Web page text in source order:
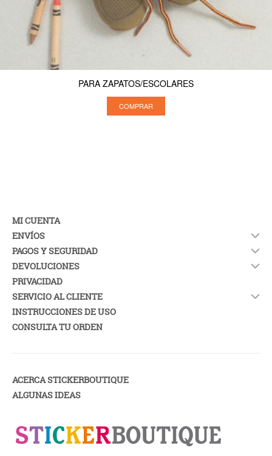
PARA ZAPATOS/ESCOLARES
COMPRAR
MI CUENTA
ENVÍOS
PAGOS Y SEGURIDAD
DEVOLUCIONES
PRIVACIDAD
SERVICIO AL CLIENTE
INSTRUCCIONES DE USO
CONSULTA TU ORDEN
ACERCA STICKERBOUTIQUE
ALGUNAS IDEAS